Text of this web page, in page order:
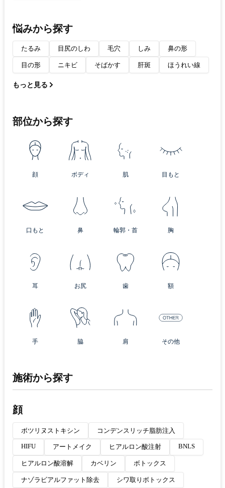
悩みから探す
たるみ 目尻のしわ 毛穴 しみ 鼻の形
目の形 ニキビ そばかす 肝斑 ほうれい線
もっと見る
部位から探す
顔 ボディ 肌 目もと
口もと 鼻 輪郭・首 胸
耳 お尻 歯 額
手 脇 肩 その他
施術から探す
顔
ボツリヌストキシン コンデンスリッチ脂肪注入
HIFU アートメイク ヒアルロン酸注射 BNLS
ヒアルロン酸溶解 カベリン ボトックス
ナゾラビアルファット除去 シワ取りボトックス